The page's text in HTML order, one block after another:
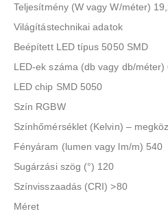
Teljesítmény (W vagy W/méter)
Világítástechnikai adatok
Beépített LED típus 5050 SMD
LED-ek száma (db vagy db/méter)
LED chip SMD 5050
Szín RGBW
Színhőmérséklet (Kelvin) –
Fényáram (lumen vagy lm/m) 540
Sugárzási szög (°) 120
Színvisszaadás (CRI) >80
Méret